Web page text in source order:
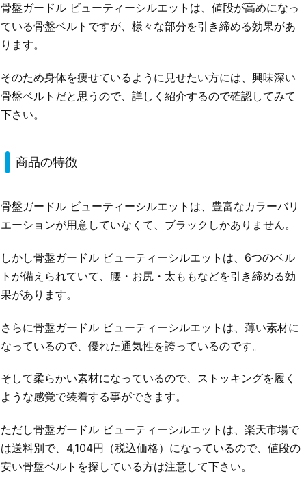
骨盤ガードル ビューティーシルエットは、値段が高めになっ
ている骨盤ベルトですが、様々な部分を引き締める効果があ
ります。
そのため身体を痩せているように見せたい方には、興味深い
骨盤ベルトだと思うので、詳しく紹介するので確認してみて
下さい。
商品の特徴
骨盤ガードル ビューティーシルエットは、豊富なカラーバリ
エーションが用意していなくて、ブラックしかありません。
しかし骨盤ガードル ビューティーシルエットは、6つのベル
トが備えられていて、腰・お尻・太ももなどを引き締める効
果があります。
さらに骨盤ガードル ビューティーシルエットは、薄い素材に
なっているので、優れた通気性を誇っているのです。
そして柔らかい素材になっているので、ストッキングを履く
ような感覚で装着する事ができます。
ただし骨盤ガードル ビューティーシルエットは、楽天市場で
は送料別で、4,104円（税込価格）になっているので、値段の
安い骨盤ベルトを探している方は注意して下さい。